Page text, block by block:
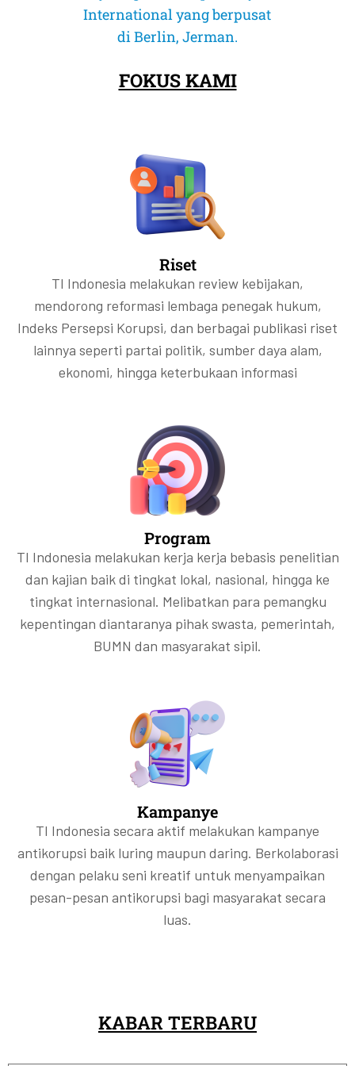
Selengkapnya
Selengkapnya
Selengkapnya
Selengkapnya
Selengkapnya
Selengkapnya
Selengkapnya
Selengkapnya
Selengkapnya
Selengkapnya
Selengkapnya
Selengkapnya
International yang berpusat
di Berlin, Jerman.
FOKUS KAMI
Riset
TI Indonesia melakukan review kebijakan,
mendorong reformasi lembaga penegak hukum,
Indeks Persepsi Korupsi, dan berbagai publikasi riset
lainnya seperti partai politik, sumber daya alam,
ekonomi, hingga keterbukaan informasi
Program
TI Indonesia melakukan kerja kerja bebasis penelitian
dan kajian baik di tingkat lokal, nasional, hingga ke
tingkat internasional. Melibatkan para pemangku
kepentingan diantaranya pihak swasta, pemerintah,
BUMN dan masyarakat sipil.
Kampanye
TI Indonesia secara aktif melakukan kampanye
antikorupsi baik luring maupun daring. Berkolaborasi
dengan pelaku seni kreatif untuk menyampaikan
pesan-pesan antikorupsi bagi masyarakat secara
luas.
KABAR TERBARU